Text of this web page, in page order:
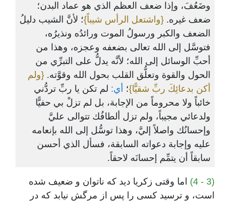
وضَعُفَ، وإذا ضعف العظم الذي هو عماد البدن؛
ضعف غيره. {واشتعل الرأس شيباً}؛ لأنَّ الشيب دليلُ
الضعف والكبر ورسولُ الموت ورائدُه ونذيرُه،
فتوسَّل إلى الله تعالى بضعفه وعجزه، وهذا من
أحبِّ الوسائل إلى الله؛ لأنَّه يدلُّ على التبرِّي من
الحول والقوة وتعلُّق القلب بحول الله وقوَّته. {ولم
أكن بدعائِكَ ربِّ شقيًّا}؛ أي: لم تكن يا ربِّ تردُّني
خائباً ولا محروماً من الإجابة، بل لم تزلْ بي حفيًّا
ولدعائي مجيباً، ولم تزل ألطافُك تتوالى عليَّ
وإحسانُك واصلاً إليَّ، وهذا توسُّل إلى الله بإنعامه
عليه وإجابة دعواته السابقة، فسأل الذي أحسن
سابقاً أن يتمِّم إحسانَه لاحقاً.
(3 - 4)
اما وقتی زکریا دید که ناتوان و ضعیف شده
است، و ترسید کسی را پس از مرگش نیابد که در